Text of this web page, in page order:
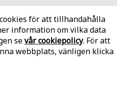
för att tillhandahålla
information om vilka data
sevår cookiepolicy. För att
webbplats, vänligen klicka